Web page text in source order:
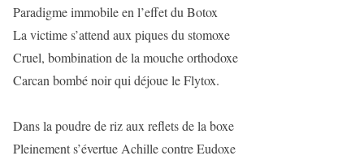
Paradigme immobile en l’effet du Botox
La victime s’attend aux piques du stomoxe
Cruel, bombination de la mouche orthodoxe
Carcan bombé noir qui déjoue le Flytox.
Dans la poudre de riz aux reflets de la boxe
Pleinement s’évertue Achille contre Eudoxe